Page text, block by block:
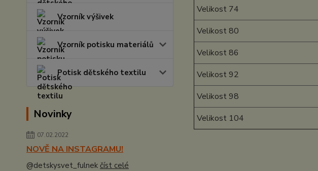
Vzorník výšivek
Vzorník potisku materiálů
Potisk dětského textilu
Novinky
07.02.2022
NOVĚ NA INSTAGRAMU!
@detskysvet_fulnek číst celé
Velikost 74
Velikost 80
Velikost 86
Velikost 92
Velikost 98
Velikost 104